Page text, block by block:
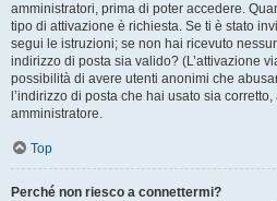
amministratori, prima di poter accedere.
tipo di attivazione è richiesta. Se ti è stato
segui le istruzioni; se non hai ricevuto
indirizzo di posta sia valido? (L’attivazione
possibilità di avere utenti anonimi che
l’indirizzo di posta che hai usato sia
amministratore.
Top
Perché non riesco a connettermi?